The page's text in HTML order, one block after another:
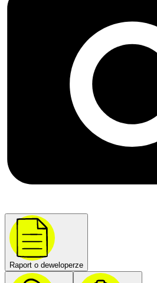
Raport o deweloperze